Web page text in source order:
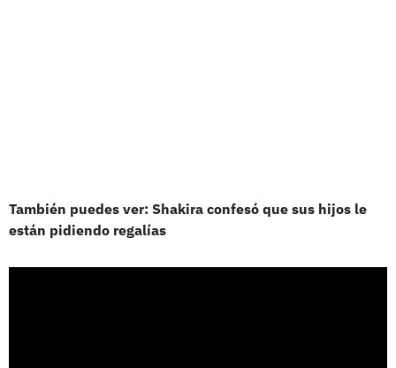
También puedes ver: Shakira confesó que sus hijos le
están pidiendo regalías